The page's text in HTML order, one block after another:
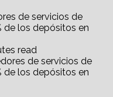
de servicios de
de los depósitos en
read